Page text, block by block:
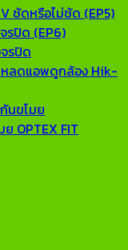
ชัดหรือไม่ชัด (EP5)
รปิด (EP6)
รปิด
หลดแอพดูกล้อง Hik-
นขโมย
ย OPTEX FIT